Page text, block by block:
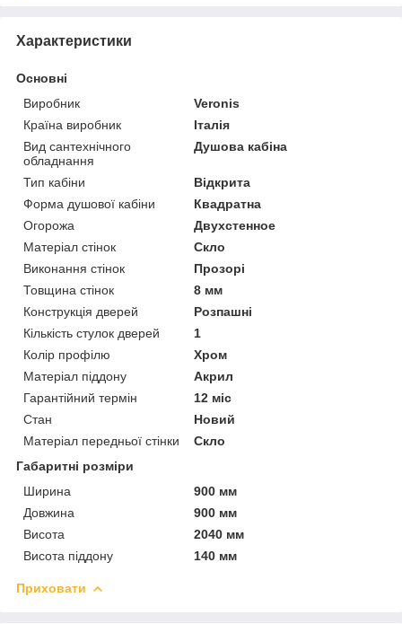
Характеристики
Основні
Виробник
Veronis
Країна виробник
Італія
Вид сантехнічного
обладнання
Душова кабіна
Тип кабіни
Відкрита
Форма душової кабіни
Квадратна
Огорожа
Двухстенное
Матеріал стінок
Скло
Виконання стінок
Прозорі
Товщина стінок
8 мм
Конструкція дверей
Розпашні
Кількість стулок дверей
1
Колір профілю
Хром
Матеріал піддону
Акрил
Гарантійний термін
12 міс
Стан
Новий
Матеріал передньої стінки
Скло
Габаритні розміри
Ширина
900 мм
Довжина
900 мм
Висота
2040 мм
Висота піддону
140 мм
Приховати